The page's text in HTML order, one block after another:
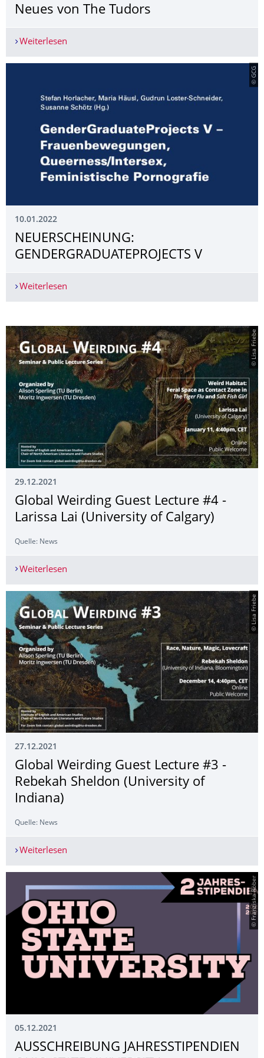
Neues von The Tudors
Weiterlesen
© GCG
10.01.2022
NEUERSCHEINUNG:
GENDERGRADUATE­PROJECTS V
Weiterlesen
© Lisa Friebe
29.12.2021
Global Weirding Guest Lecture #4 -
Larissa Lai (University of Calgary)
Quelle: News
Weiterlesen
© Lisa Friebe
27.12.2021
Global Weirding Guest Lecture #3 -
Rebekah Sheldon (University of
Indiana)
Quelle: News
Weiterlesen
© Franziska Röber
05.12.2021
AUSSCHREIBUNG JAHRESSTIPENDI­EN